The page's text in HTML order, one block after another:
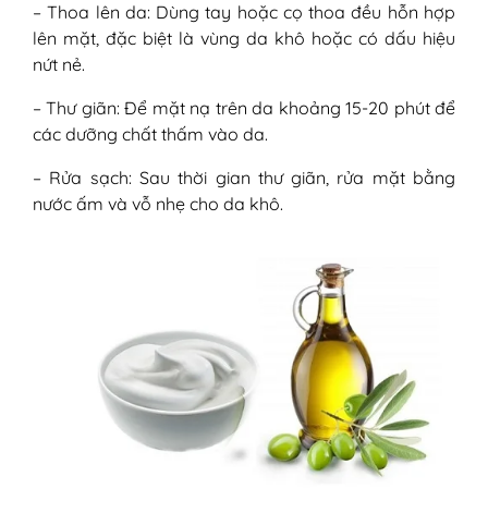
– Thoa lên da: Dùng tay hoặc cọ thoa đều hỗn hợp
lên mặt, đặc biệt là vùng da khô hoặc có dấu hiệu
nứt nẻ.
– Thư giãn: Để mặt nạ trên da khoảng 15-20 phút để
các dưỡng chất thấm vào da.
– Rửa sạch: Sau thời gian thư giãn, rửa mặt bằng
nước ấm và vỗ nhẹ cho da khô.